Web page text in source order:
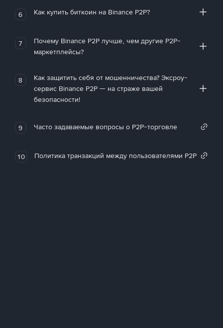
6 Как купить биткоин на Binance P2P?
7
Почему Binance P2P лучше, чем другие P2P-
маркетплейсы?
8
Как защитить себя от мошенничества? Эксроу-
сервис Binance P2P — на страже вашей
безопасности!
9 Часто задаваемые вопросы о P2P-торговле
10 Политика транзакций между пользователями P2P